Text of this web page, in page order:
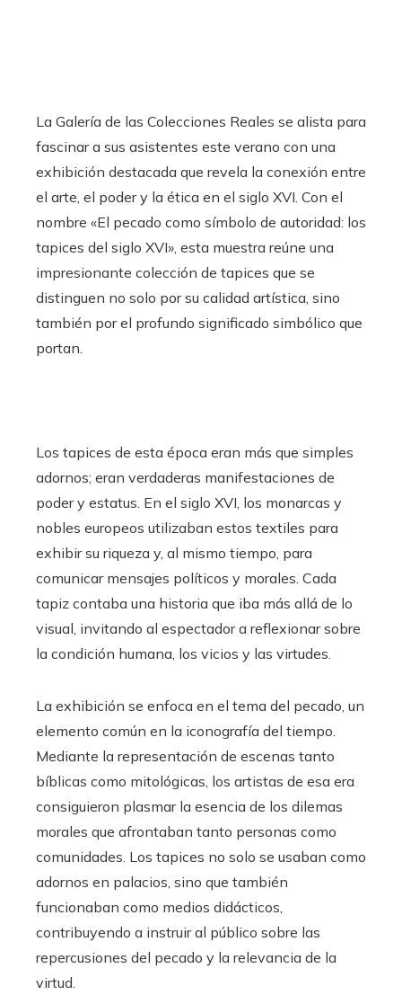
La Galería de las Colecciones Reales se alista para
fascinar a sus asistentes este verano con una
exhibición destacada que revela la conexión entre
el arte, el poder y la ética en el siglo XVI. Con el
nombre «El pecado como símbolo de autoridad: los
tapices del siglo XVI», esta muestra reúne una
impresionante colección de tapices que se
distinguen no solo por su calidad artística, sino
también por el profundo significado simbólico que
portan.
Los tapices de esta época eran más que simples
adornos; eran verdaderas manifestaciones de
poder y estatus. En el siglo XVI, los monarcas y
nobles europeos utilizaban estos textiles para
exhibir su riqueza y, al mismo tiempo, para
comunicar mensajes políticos y morales. Cada
tapiz contaba una historia que iba más allá de lo
visual, invitando al espectador a reflexionar sobre
la condición humana, los vicios y las virtudes.
La exhibición se enfoca en el tema del pecado, un
elemento común en la iconografía del tiempo.
Mediante la representación de escenas tanto
bíblicas como mitológicas, los artistas de esa era
consiguieron plasmar la esencia de los dilemas
morales que afrontaban tanto personas como
comunidades. Los tapices no solo se usaban como
adornos en palacios, sino que también
funcionaban como medios didácticos,
contribuyendo a instruir al público sobre las
repercusiones del pecado y la relevancia de la
virtud.